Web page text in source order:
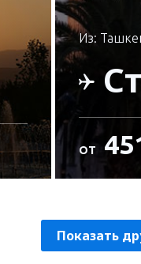
из:
ОТ
Показать